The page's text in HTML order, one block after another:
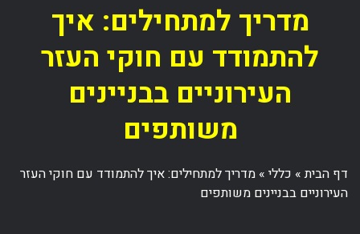
מדריך למתחילים: איך
להתמודד עם חוקי העזר
העירוניים בבניינים
משותפים
דף הבית» כללי» מדריך למתחילים: איך להתמודד עם חוקי העזר
העירוניים בבניינים משותפים